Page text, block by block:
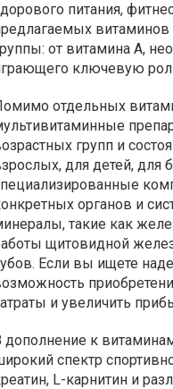
питания,
от витамина А,
ключевую
отдельных
групп и
для детей,
органов и
такие как
щитовидной
Если вы ищете
и увеличить
дополнение к
спектр
L-карнитин и